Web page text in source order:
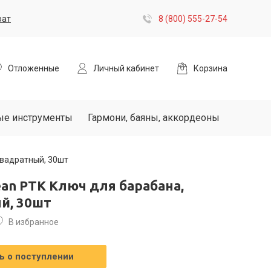
8 (800) 555-27-54
Отложенные Личный кабинет Корзина
инструменты Гармони, баяны, аккордеоны
30шт
PTK Ключ для барабана,
30шт
В избранное
о поступлении